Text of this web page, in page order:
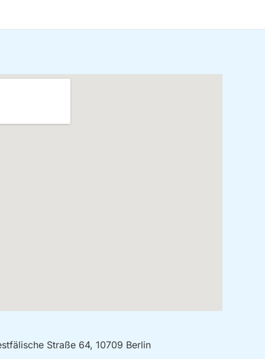
Straße 64, 10709 Berlin